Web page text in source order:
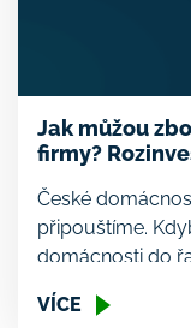
Jak můžou
firmy?
České
připouštíme.
domácnosti do
Půlka rodin
VÍCE